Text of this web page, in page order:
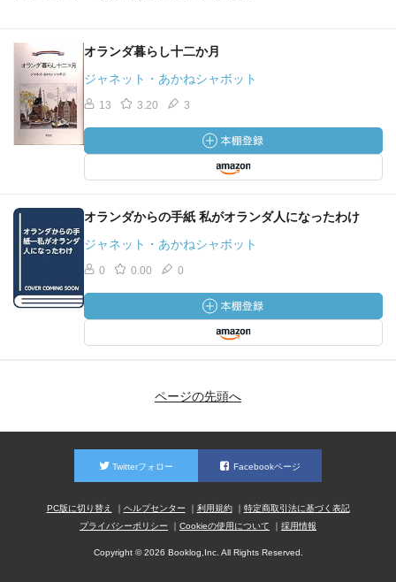
オランダ暮らし十二か月
ジャネット・あかねシャボット
13 3.20 3
オランダからの手紙 私がオランダ人になったわけ
ジャネット・あかねシャボット
0 0.00 0
ページの先頭へ
Twitterフォロー Facebookページ
PC版に切り替え ヘルプセンター 利用規約
特定商取引法に基づく表記
プライバシーポリシー
Cookieの使用について 採用情報
Copyright © 2026 Booklog,Inc. All Rights Reserved.